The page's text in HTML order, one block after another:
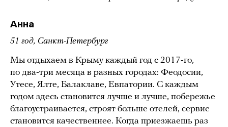
Анна
51 год, Санкт-Петербург
Мы отдыхаем в Крыму каждый год с 2017-го,
по два-три месяца в разных городах: Феодосии,
Утесе, Ялте, Балаклаве, Евпатории. С каждым
годом здесь становится лучше и лучше, побережье
благоустраивается, строят больше отелей, сервис
становится качественнее. Когда приезжаешь раз